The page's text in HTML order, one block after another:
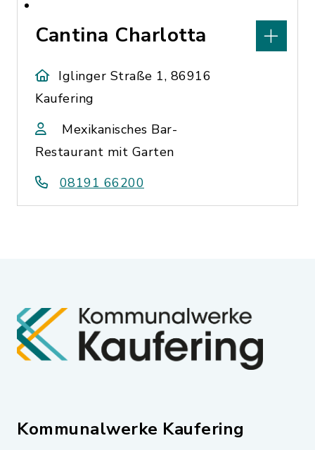
Cantina Charlotta
Iglinger Straße 1, 86916
Kaufering
Mexikanisches Bar-
Restaurant mit Garten
08191 66200
Kommunalwerke Kaufering